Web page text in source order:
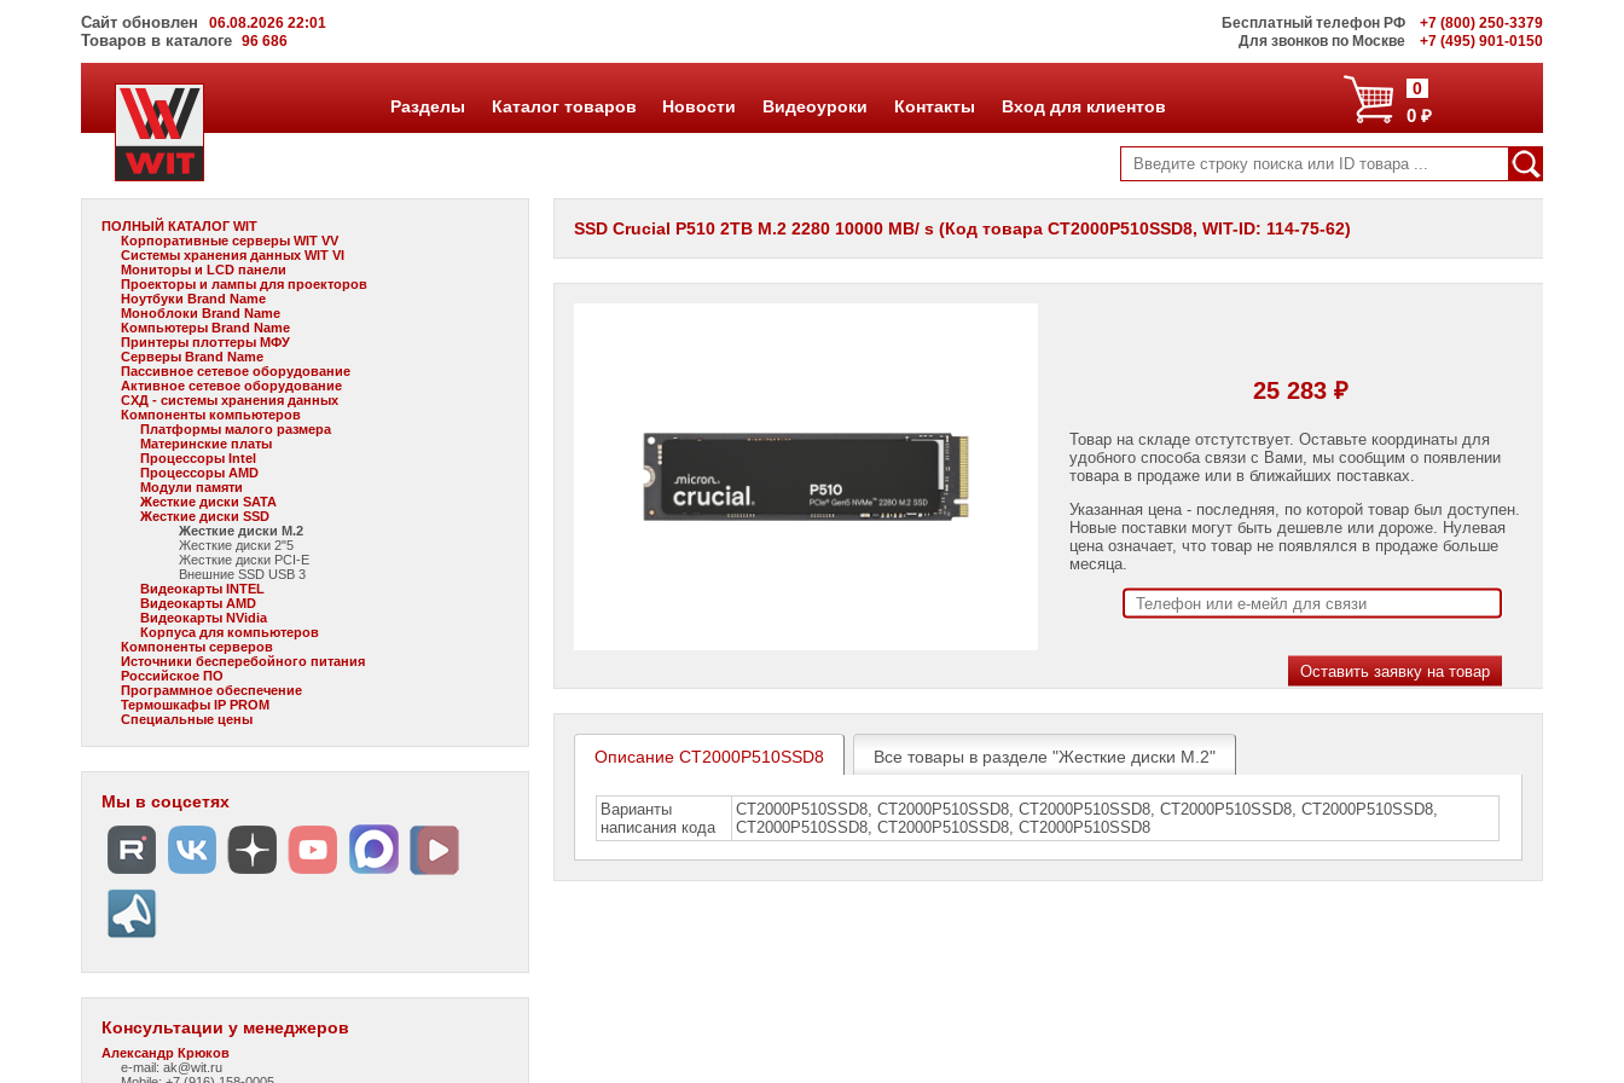
Сайт обновлен 06.08.2026 22:01
Товаров в каталоге96 686
Бесплатный телефон РФ
+7 (800) 250-3379
Для звонков по Москве
+7 (495) 901-0150
0
0 ₽
Разделы Каталог товаров Новости Видеоуроки Контакты Вход для клиентов
ПОЛНЫЙ КАТАЛОГ WIT
Корпоративные серверы WIT VV
Системы хранения данных WIT VI
Мониторы и LCD панели
Проекторы и лампы для проекторов
Ноутбуки Brand Name
Моноблоки Brand Name
Компьютеры Brand Name
Принтеры плоттеры МФУ
Серверы Brand Name
Пассивное сетевое оборудование
Активное сетевое оборудование
СХД - системы хранения данных
Компоненты компьютеров
Платформы малого размера
Материнские платы
Процессоры Intel
Процессоры AMD
Модули памяти
Жесткие диски SATA
Жесткие диски SSD
Жесткие диски M.2
Жесткие диски 2"5
Жесткие диски PCI-E
Внешние SSD USB 3
Видеокарты INTEL
Видеокарты AMD
Видеокарты NVidia
Корпуса для компьютеров
Компоненты серверов
Источники бесперебойного питания
Российское ПО
Программное обеспечение
Термошкафы IP PROM
Специальные цены
Мы в соцсетях
Консультации у менеджеров
Александр Крюков
e-mail: ak@wit.ru
SSD Crucial P510 2TB M.2 2280 10000 MB/ s (Код товара CT2000P510SSD8, WIT-ID: 114-75-62)
25 283 ₽
Товар на складе отстутствует. Оставьте координаты для
удобного способа связи с Вами, мы сообщим о появлении
товара в продаже или в ближайших поставках.
Указанная цена - последняя, по которой товар был доступен.
Новые поставки могут быть дешевле или дороже. Нулевая
цена означает, что товар не появлялся в продаже больше
месяца.
Описание CT2000P510SSD8 Все товары в разделе "Жесткие диски M.2"
Варианты
написания кода
CT2000P510SSD8, CT2000P510SSD8, СT2000P510SSD8, СT2000Р510SSD8, СT2000Р510SSD8,
СТ2000Р510SSD8, СТ2000Р510SSD8, СТ2000Р510SSD8